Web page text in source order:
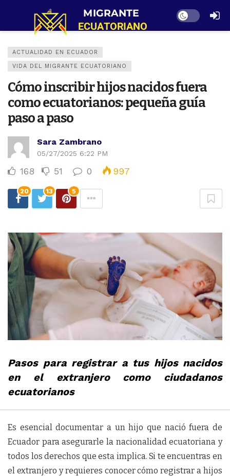
Dark mode
ACTUALIDAD EN ECUADOR
VIDA DEL MIGRANTE ECUATORIANO
Cómo inscribir hijos nacidos fuera
como ecuatorianos: pequeña guía
paso a paso
Sara Zambrano
05/27/2025 6:22 PM
168 51 0 997
20 13 5
Pasos para registrar a tus hijos nacidos
en el extranjero como ciudadanos
ecuatorianos
Es esencial documentar a un hijo que nació fuera de
Ecuador para asegurarle la nacionalidad ecuatoriana y
todos los derechos que esta implica. Si te encuentras en
el extranjero y requieres conocer cómo registrar a hijos